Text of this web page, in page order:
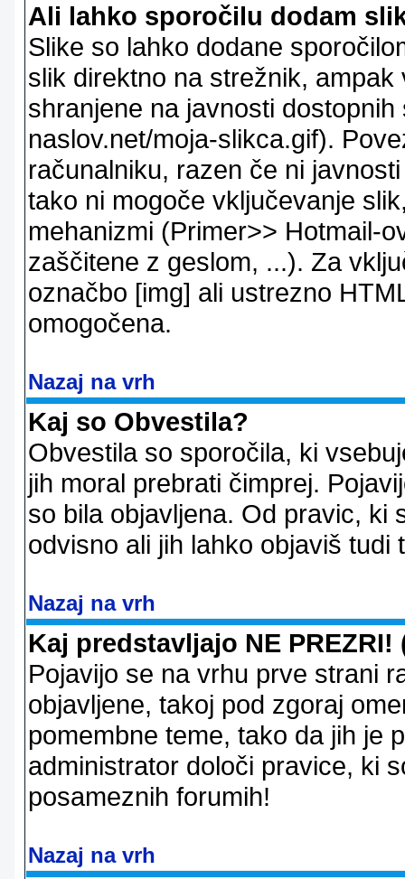
Ali lahko sporočilu dodam
Slike so lahko dodane
slik direktno na strežnik,
shranjene na javnosti
naslov.net/moja-slikca.gif).
računalniku, razen če ni
tako ni mogoče vključevanje
mehanizmi (Primer>> Hotmail-
zaščitene z geslom, ...). Za
označbo [img] ali ustrezno
omogočena.
Nazaj na vrh
Kaj so Obvestila?
Obvestila so sporočila, ki
jih moral prebrati čimprej.
so bila objavljena. Od pravic, ki
odvisno ali jih lahko objaviš
Nazaj na vrh
Kaj predstavljajo NE
Pojavijo se na vrhu prve strani
objavljene, takoj pod zgoraj
pomembne teme, tako da jih je
administrator določi pravice, ki
posameznih forumih!
Nazaj na vrh